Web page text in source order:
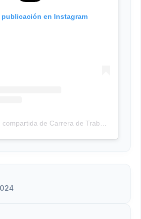
publicación en Instagram
Una publicación compartida de Carrera de Trabajo Social UMSA (@tsocialumsa)